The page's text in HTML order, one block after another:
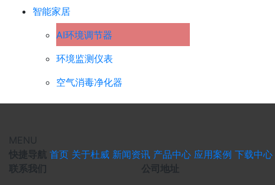
智能家居
AI环境调节器
环境监测仪表
空气消毒净化器
MENU
快捷导航 首页 关于杜威 新闻资讯 产品中心 应用案例 下载中心
联系我们
公司地址